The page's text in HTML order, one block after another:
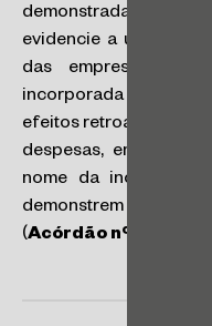
demonstrada por
evidencie a
das empresas,
incorporada nos
efeitos retroativos,
despesas, emissão
nome da
demonstrem a
(Acórdão nº 1101-